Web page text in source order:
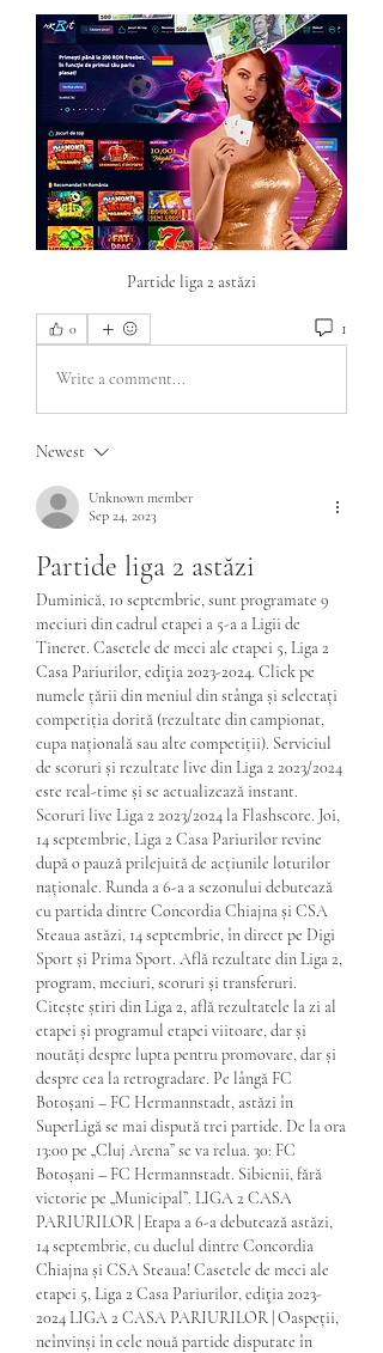
Partide liga 2 astăzi
0 1
Write a comment...
Newest
Unknown member
Sep 24, 2023
Partide liga 2 astăzi
Duminică, 10 septembrie, sunt programate 9
meciuri din cadrul etapei a 5-a a Ligii de
Tineret. Casetele de meci ale etapei 5, Liga 2
Casa Pariurilor, ediţia 2023-2024. Click pe
numele țării din meniul din stânga și selectați
competiția dorită (rezultate din campionat,
cupa națională sau alte competiții). Serviciul
de scoruri și rezultate live din Liga 2 2023/2024
este real-time și se actualizează instant.
Scoruri live Liga 2 2023/2024 la Flashscore. Joi,
14 septembrie, Liga 2 Casa Pariurilor revine
după o pauză prilejuită de acțiunile loturilor
naționale. Runda a 6-a a sezonului debutează
cu partida dintre Concordia Chiajna și CSA
Steaua astăzi, 14 septembrie, în direct pe Digi
Sport și Prima Sport. Află rezultate din Liga 2,
program, meciuri, scoruri și transferuri.
Citește știri din Liga 2, află rezultatele la zi al
etapei și programul etapei viitoare, dar și
noutăți despre lupta pentru promovare, dar și
despre cea la retrogradare. Pe lângă FC
Botoșani – FC Hermannstadt, astăzi în
SuperLigă se mai dispută trei partide. De la ora
13:00 pe „Cluj Arena” se va relua. 30: FC
Botoșani – FC Hermannstadt. Sibienii, fără
victorie pe „Municipal”. LIGA 2 CASA
PARIURILOR | Etapa a 6-a debutează astăzi,
14 septembrie, cu duelul dintre Concordia
Chiajna și CSA Steaua! Casetele de meci ale
etapei 5, Liga 2 Casa Pariurilor, ediţia 2023-
2024 LIGA 2 CASA PARIURILOR | Oaspeții,
neînvinși în cele nouă partide disputate în